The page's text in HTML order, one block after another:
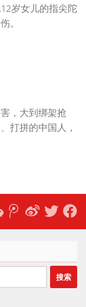
岁女儿的指尖陀
。
，大到绑架抢
打拼的中国人，